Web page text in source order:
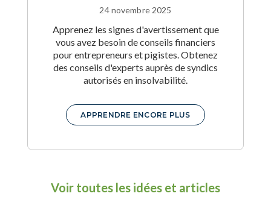
24 novembre 2025
Apprenez les signes d'avertissement que
vous avez besoin de conseils financiers
pour entrepreneurs et pigistes. Obtenez
des conseils d'experts auprès de syndics
autorisés en insolvabilité.
APPRENDRE ENCORE PLUS
Voir toutes les idées et articles